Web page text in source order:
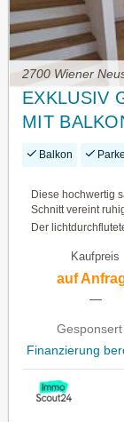
2700 Wiener
EXKLUSIV
MIT
Balkon
Diese hochwertig
Schnitt vereint
Der
Kaufpreis
auf
—
Gesponsert
Finanzierung